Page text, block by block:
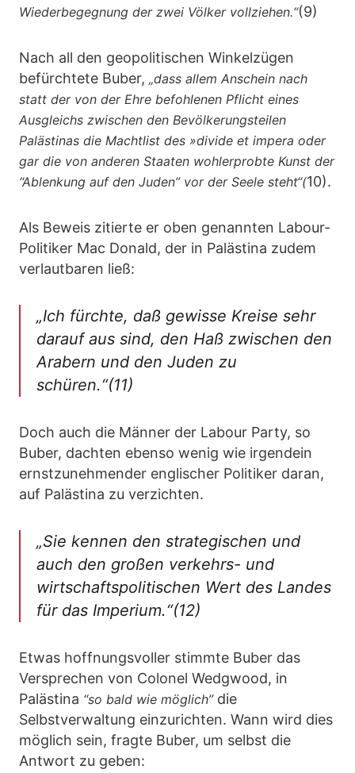
Wiederbegegnung der zwei Völker vollziehen.“(9)
Nach all den geopolitischen Winkelzügen
befürchtete Buber, „dass allem Anschein nach
statt der von der Ehre befohlenen Pflicht eines
Ausgleichs zwischen den Bevölkerungsteilen
Palästinas die Machtlist des »divide et impera oder
gar die von anderen Staaten wohlerprobte Kunst der
“Ablenkung auf den Juden” vor der Seele steht“(10).
Als Beweis zitierte er oben genannten Labour-
Politiker Mac Donald, der in Palästina zudem
verlautbaren ließ:
„Ich fürchte, daß gewisse Kreise sehr
darauf aus sind, den Haß zwischen den
Arabern und den Juden zu
schüren.“(11)
Doch auch die Männer der Labour Party, so
Buber, dachten ebenso wenig wie irgendein
ernstzunehmender englischer Politiker daran,
auf Palästina zu verzichten.
„Sie kennen den strategischen und
auch den großen verkehrs- und
wirtschaftspolitischen Wert des Landes
für das Imperium.“(12)
Etwas hoffnungsvoller stimmte Buber das
Versprechen von Colonel Wedgwood, in
Palästina “so bald wie möglich”die
Selbstverwaltung einzurichten. Wann wird dies
möglich sein, fragte Buber, um selbst die
Antwort zu geben: